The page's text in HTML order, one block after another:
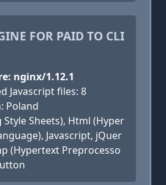
FOR PAID TO CLI
nginx/1.12.1
Javascript files: 8
Poland
Style Sheets), Html (Hyper
Javascript, jQuer
(Hypertext Preprocesso